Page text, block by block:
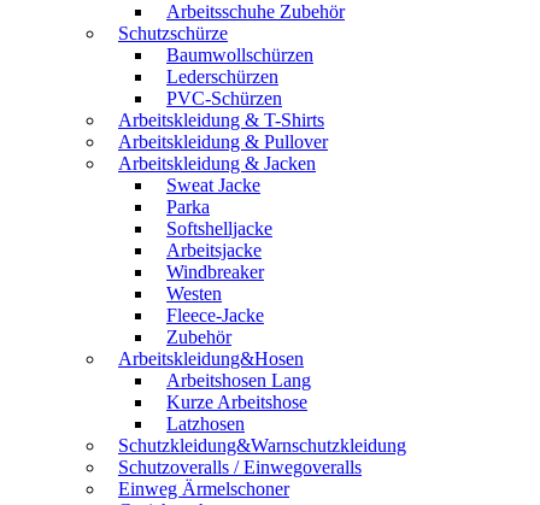
Arbeitsschuhe Zubehör
Schutzschürze
Baumwollschürzen
Lederschürzen
PVC-Schürzen
Arbeitskleidung & T-Shirts
Arbeitskleidung & Pullover
Arbeitskleidung & Jacken
Sweat Jacke
Parka
Softshelljacke
Arbeitsjacke
Windbreaker
Westen
Fleece-Jacke
Zubehör
Arbeitskleidung&Hosen
Arbeitshosen Lang
Kurze Arbeitshose
Latzhosen
Schutzkleidung&Warnschutzkleidung
Schutzoveralls / Einwegoveralls
Einweg Ärmelschoner